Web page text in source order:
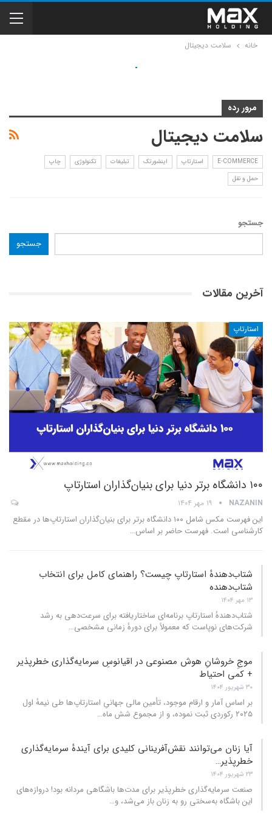
خانه سلامت دیجیتال
پول‌ساز
و
۱۴۰۴
مرور رده
سلامت دیجیتال
E-COMMERCE استارتاپ اینشورتک تبلیغات تکنولوژی
چاپ
حمل و نقل
جستجو
جستجو
آخرین مقالات
استارتاپ
۱۰۰ دانشگاه برتر دنیا برای بنیان‌گذاران استارتاپ
NAZANIN ۱۹ مهر ۱۴۰۴
این فهرست مکس شامل ۱۰۰ دانشگاه برتر برای بنیان‌گذاران استارتاپ‌ها در مقطع
کارشناسی است. فهرست حاضر بر اساس…
شتاب‌دهندهٔ استارتاپ چیست؟ راهنمای کامل برای انتخاب
شتا‌ب‌دهنده
۱۳ مهر ۱۴۰۴
شتاب‌دهندهٔ استارتاپ برنامه‌ای ساختاریافته برای سرعت‌دهی به رشد
شرکت‌های نوپاست که معمولاً برای دورهٔ زمانی مشخصی…
موجِ خروشانِ هوش مصنوعی در اقیانوسِ سرمایه‌گذاری خطرپذیر
+ کمی احتیاط
۳۰ شهریور ۱۴۰۴
بر اساس آمار و ارقام موجود، تأمین مالی جهانیِ استارتاپ‌ها طی نیمهٔ اول
۲۰۲۵ رکوردی ثبت نموده، و از مجموع شش ماه
…
آیا زنان می‌توانند نقش‌آفرینانی کلیدی برای آیندهٔ سرمایه‌گذاری
خطرپذیر…
۲۳ شهریور ۱۴۰۴
صنعت سرمایه‌گذاری خطرپذیر برای مدت‌ها باشگاهی مردانه بود! دروازه‌های
این باشگاه به‌سختی رو به زنان باز می‌شد، و…